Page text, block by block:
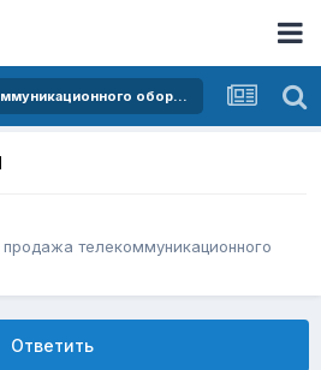
Покупка и продажа телекоммуникационного оборудования
телекоммуникационного
Ответить